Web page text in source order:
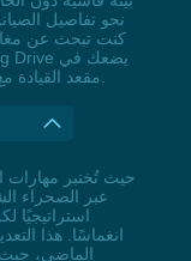
نحو تفاصيل
كنت تبحث عن
عبر الصحراء
انغماسًا. هذا